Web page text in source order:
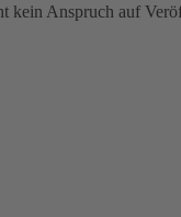
Anspruch auf